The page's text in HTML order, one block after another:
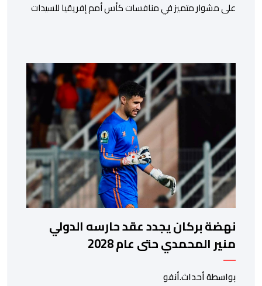
على مشوار متميز في منافسات كأس أمم إفريقيا للسيدات
التي جمعتهما، مساء اليوم السبت على أرضية ملعب مولاي
الحسن بالرباط، برسم الدور ربع النهائي، ليضمن بذلك رسميا
مشاركته […]
نهضة بركان يجدد عقد حارسه الدولي
منير المحمدي حتى عام 2028
بواسطة أحداث.أنفو